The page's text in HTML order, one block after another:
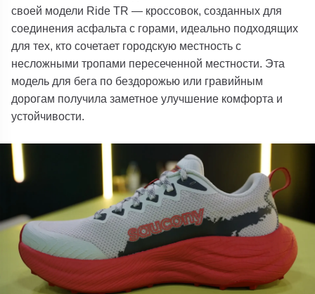
своей модели Ride TR — кроссовок, созданных для
соединения асфальта с горами, идеально подходящих
для тех, кто сочетает городскую местность с
несложными тропами пересеченной местности. Эта
модель для бега по бездорожью или гравийным
дорогам получила заметное улучшение комфорта и
устойчивости.